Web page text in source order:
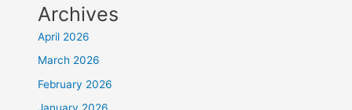
Archives
April 2026
March 2026
February 2026